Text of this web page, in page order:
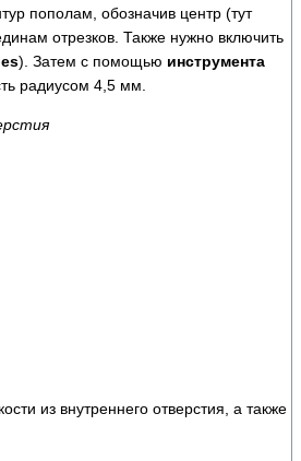
пополам, обозначив центр (тут
отрезков. Также нужно включить
). Затем с помощью инструмента
радиусом 4,5 мм.
из внутреннего отверстия, а также